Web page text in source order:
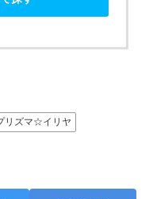
リズマ☆イリヤ